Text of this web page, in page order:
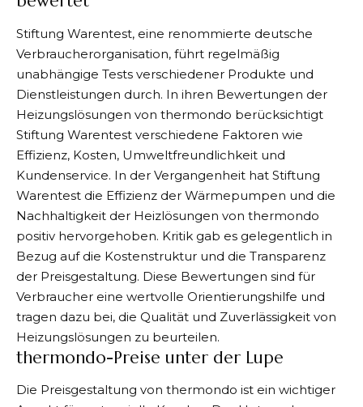
Stiftung Warentest, eine renommierte deutsche
Verbraucherorganisation, führt regelmäßig
unabhängige Tests verschiedener Produkte und
Dienstleistungen durch. In ihren Bewertungen der
Heizungslösungen von thermondo berücksichtigt
Stiftung Warentest verschiedene Faktoren wie
Effizienz, Kosten, Umweltfreundlichkeit und
Kundenservice. In der Vergangenheit hat Stiftung
Warentest die Effizienz der Wärmepumpen und die
Nachhaltigkeit der Heizlösungen von thermondo
positiv hervorgehoben. Kritik gab es gelegentlich in
Bezug auf die Kostenstruktur und die Transparenz
der Preisgestaltung. Diese Bewertungen sind für
Verbraucher eine wertvolle Orientierungshilfe und
tragen dazu bei, die Qualität und Zuverlässigkeit von
Heizungslösungen zu beurteilen.
thermondo-Preise unter der Lupe
Die Preisgestaltung von thermondo ist ein wichtiger